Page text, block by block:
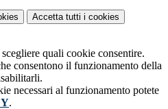
Accetta tutti i cookies
quali cookie consentire.
consentono il funzionamento della
necessari al funzionamento potete
.